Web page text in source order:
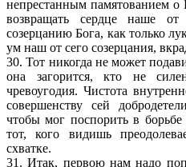
непрестанным памятованием о
возвращать сердце наше от
созерцанию Бога, как только
ум наш от сего созерцания,
30. Тот никогда не может
она загорится, кто не
чревоугодия. Чистота
совершенству сей
чтобы мог поспорить в
тот, кого видишь
схватке.
31. Итак, первою нам надо